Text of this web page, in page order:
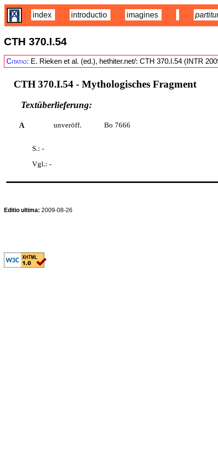
index introductio imagines
CTH 370.I.54
Citatio: E. Rieken et al. (ed.), hethiter.net/: CTH 370.I.54 (INTR
CTH 370.I.54 - Mythologisches Fragment
Textüberlieferung:
A unveröff. Bo 7666
S.: -
Vgl.: -
Editio ultima: 2009-08-26